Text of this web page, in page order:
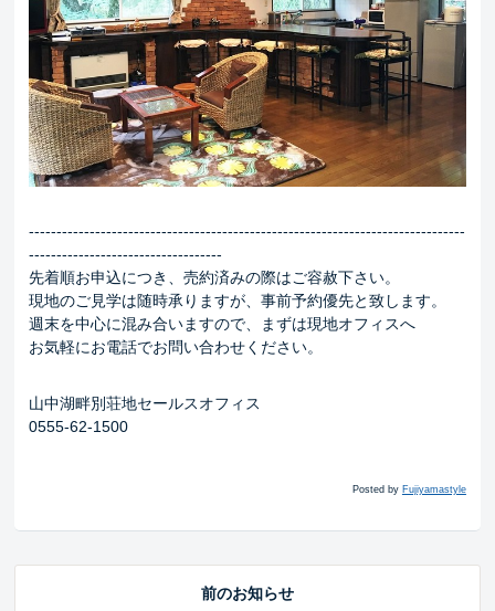
-------------------------------------------------------------------------------
-----------------------------------
先着順お申込につき、売約済みの際はご容赦下さい。
現地のご見学は随時承りますが、事前予約優先と致します。
週末を中心に混み合いますので、まずは現地オフィスへ
お気軽にお電話でお問い合わせください。
山中湖畔別荘地セールスオフィス
0555-62-1500
Posted by Fujiyamastyle
前のお知らせ